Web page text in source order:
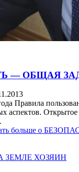
— ОБЩАЯ
Правила
аспектов.
больше о
ЗЕМЛЕ ХОЗЯИН